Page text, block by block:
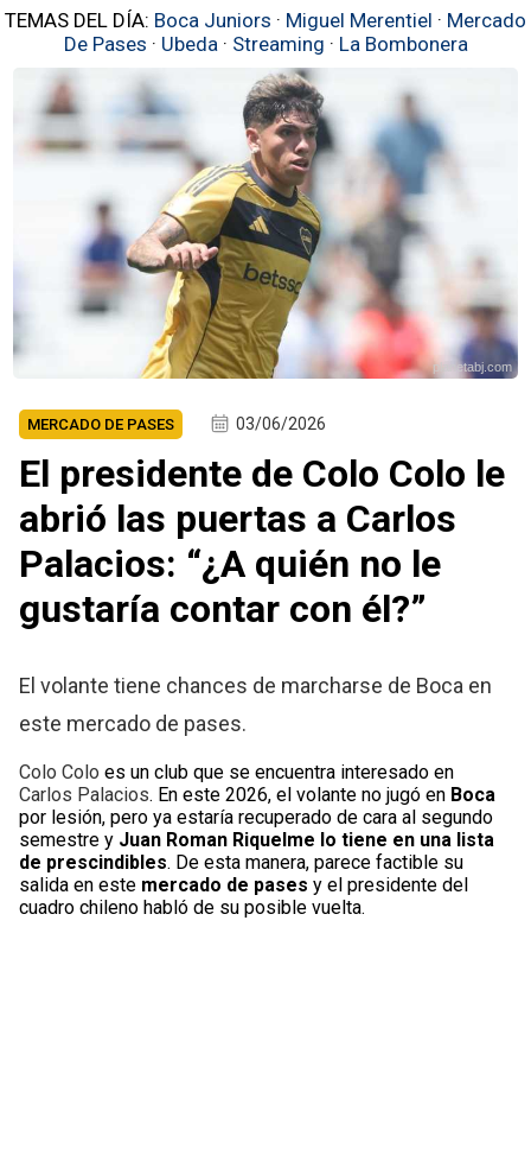
TEMAS DEL DÍA: Boca Juniors · Miguel Merentiel · Mercado
De Pases · Ubeda · Streaming · La Bombonera
planetabj.com
MERCADO DE PASES 03/06/2026
El presidente de Colo Colo le
abrió las puertas a Carlos
Palacios: “¿A quién no le
gustaría contar con él?”
El volante tiene chances de marcharse de Boca en
este mercado de pases.
Colo Colo es un club que se encuentra interesado en
Carlos Palacios. En este 2026, el volante no jugó en Boca
por lesión, pero ya estaría recuperado de cara al segundo
semestre y Juan Roman Riquelme lo tiene en una lista
de prescindibles. De esta manera, parece factible su
salida en este mercado de pasesy el presidente del
cuadro chileno habló de su posible vuelta.